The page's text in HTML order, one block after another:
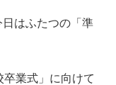
はふたつの「準
業式」に向けて